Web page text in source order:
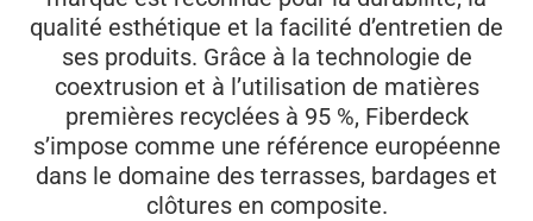
qualité esthétique et la facilité d’entretien de
ses produits. Grâce à la technologie de
coextrusion et à l’utilisation de matières
premières recyclées à 95 %, Fiberdeck
s’impose comme une référence européenne
dans le domaine des terrasses, bardages et
clôtures en composite.